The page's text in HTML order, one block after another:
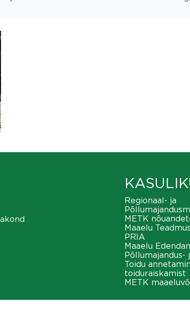
Regionaal- ja
METK
Maaelu
PRIA
Maaelu
Põllumajandus-
Toidu
toiduraiskamist
METK